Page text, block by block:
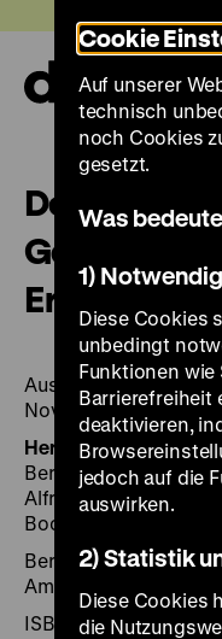
zum
Seiteninhalt
springen
Deutsche im
Geschichte,
Erinnerungen
Ausstellung
November 1994.
Herausgegeben von:
Berlin (Hrsg.). [Red.:
Alfred Nützmann und
Boockmann ...].
Berlin 1994, 375
Amelang Verlag
ISBN 3-7338-0190-3
Cookie
Auf unserer
technisch
noch Cookies
gesetzt.
Was
1) Notwendig
Diese Cookies
unbedingt
Funktionen
Barrierefreiheit
deaktivieren,
jedoch auf die
auswirken.
2) Statistik
Diese Cookies
die